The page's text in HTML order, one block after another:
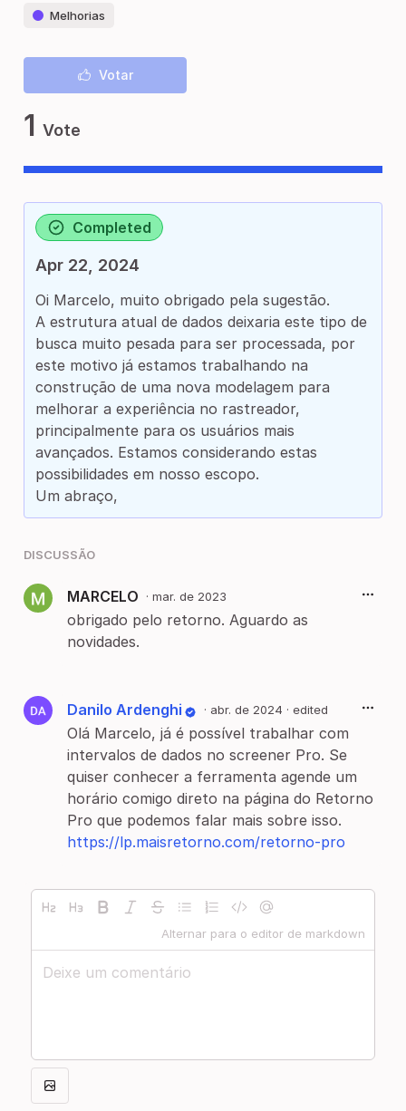
Melhorias
Votar
1 Vote
Completed
Apr 22, 2024
Oi Marcelo, muito obrigado pela sugestão.
A estrutura atual de dados deixaria este tipo de
busca muito pesada para ser processada, por
este motivo já estamos trabalhando na
construção de uma nova modelagem para
melhorar a experiência no rastreador,
principalmente para os usuários mais
avançados. Estamos considerando estas
possibilidades em nosso escopo.
Um abraço,
DISCUSSÃO
MARCELO · mar. de 2023
obrigado pelo retorno. Aguardo as
novidades.
Danilo Ardenghi · abr. de 2024 · edited
Olá Marcelo, já é possível trabalhar com
intervalos de dados no screener Pro. Se
quiser conhecer a ferramenta agende um
horário comigo direto na página do Retorno
Pro que podemos falar mais sobre isso.
https://lp.maisretorno.com/retorno-pro
Alternar para o editor de markdown